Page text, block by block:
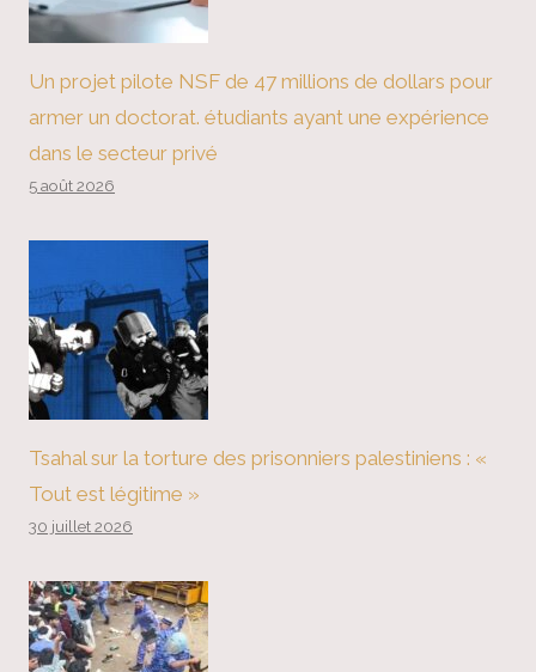
Un projet pilote NSF de 47 millions de dollars pour
armer un doctorat. étudiants ayant une expérience
dans le secteur privé
5 août 2026
Tsahal sur la torture des prisonniers palestiniens : «
Tout est légitime »
30 juillet 2026